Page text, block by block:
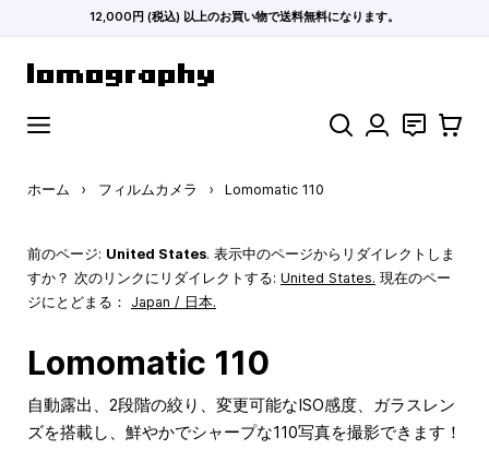
12,000円 (税込) 以上のお買い物で送料無料になります。
検索 お問い合わ
カート
ホーム › フィルムカメラ › Lomomatic 110
前のページ: United States. 表示中のページからリダイレクトしま
すか？ 次のリンクにリダイレクトする: United States. 現在のペー
ジにとどまる： Japan / 日本.
Lomomatic 110
自動露出、2段階の絞り、変更可能なISO感度、ガラスレン
ズを搭載し、鮮やかでシャープな110写真を撮影できます！